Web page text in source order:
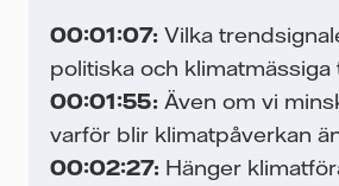
00:01:07: Vilka
politiska och
00:01:55: Även om vi
varför blir klimatpåverkan
00:02:27: Hänger